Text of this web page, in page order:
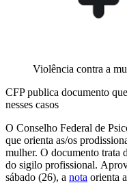
Violência contra a
CFP publica documento
nesses casos
O Conselho Federal de
que orienta as/os
mulher. O documento trata
do sigilo profissional.
sábado (26), a nota orienta